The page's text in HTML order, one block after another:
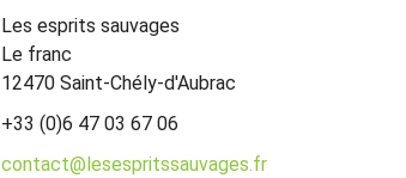
Les esprits sauvages
Le franc
12470 Saint-Chély-d'Aubrac
+33 (0)6 47 03 67 06
contact@lesespritssauvages.fr